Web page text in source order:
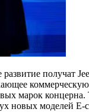
получат
марок
новых моделей E-